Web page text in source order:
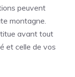
peuvent
montagne.
avant tout
et celle de vos